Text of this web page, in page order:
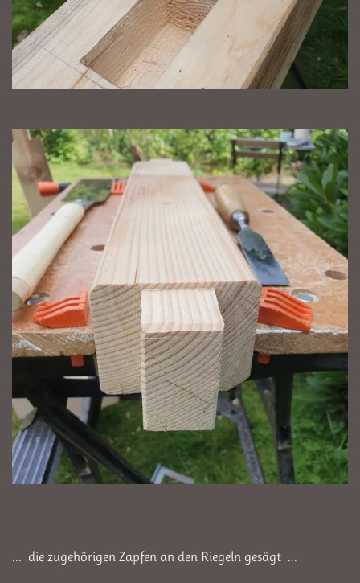
... die zugehörigen Zapfen an den Riegeln gesägt ...